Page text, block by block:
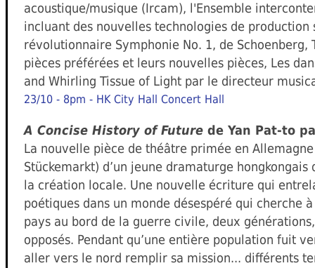
acoustique/musique (Ircam), l'Ensemble
incluant des nouvelles technologies de production
révolutionnaire Symphonie No. 1, de Schoenberg,
pièces préférées et leurs nouvelles pièces, Les
and Whirling Tissue of Light par le directeur
23/10 - 8pm - HK City Hall Concert Hall
A Concise History of Future de Yan Pat-to
La nouvelle pièce de théâtre primée en
Stückemarkt) d’un jeune dramaturge
la création locale. Une nouvelle écriture qui
poétiques dans un monde désespéré qui cherche
pays au bord de la guerre civile, deux
opposés. Pendant qu’une entière population fuit
aller vers le nord remplir sa mission... différents